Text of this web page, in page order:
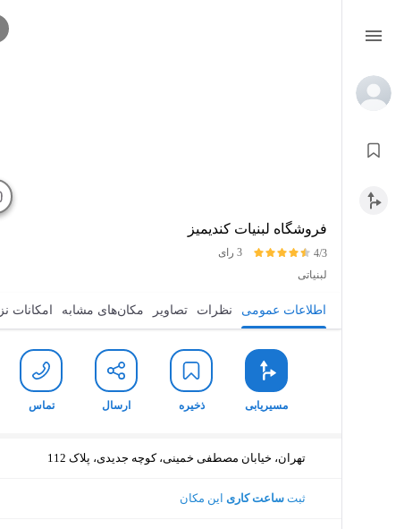
فروشگاه لبنیات کندیمیز
4/3
3 رای
لبنیاتی
اطلاعات عمومی نظرات تصاویر مکان‌های مشابه امکانات نزدیک
مسیریابی ذخیره ارسال تماس
تهران، خیابان مصطفی خمینی، کوچه جدیدی، پلاک 112
ثبتساعت کاریاین مکان